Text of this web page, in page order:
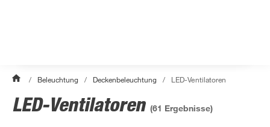
/ Beleuchtung / Deckenbeleuchtung / LED-Ventilatoren
LED-Ventilatoren (61 Ergebnisse)